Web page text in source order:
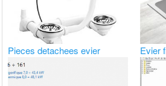
Pieces detachees evier Evier